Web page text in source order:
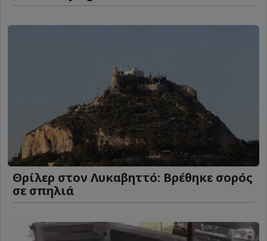
Θρίλερ στον Λυκαβηττό: Βρέθηκε σορός
σε σπηλιά